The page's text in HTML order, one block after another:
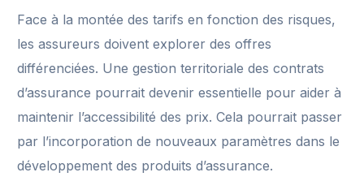
Face à la montée des tarifs en fonction des risques,
les assureurs doivent explorer des offres
différenciées. Une gestion territoriale des contrats
d’assurance pourrait devenir essentielle pour aider à
maintenir l’accessibilité des prix. Cela pourrait passer
par l’incorporation de nouveaux paramètres dans le
développement des produits d’assurance.